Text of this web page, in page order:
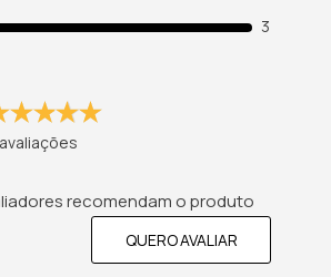
3
avaliações
recomendam o produto
QUERO AVALIAR